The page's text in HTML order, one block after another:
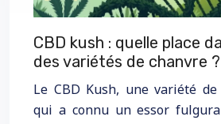
CBD kush : quelle place
des variétés de chanvre ?
Le CBD Kush, une variété
qui a connu un essor